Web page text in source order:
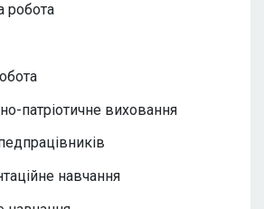
робота
патріотичне виховання
навчання